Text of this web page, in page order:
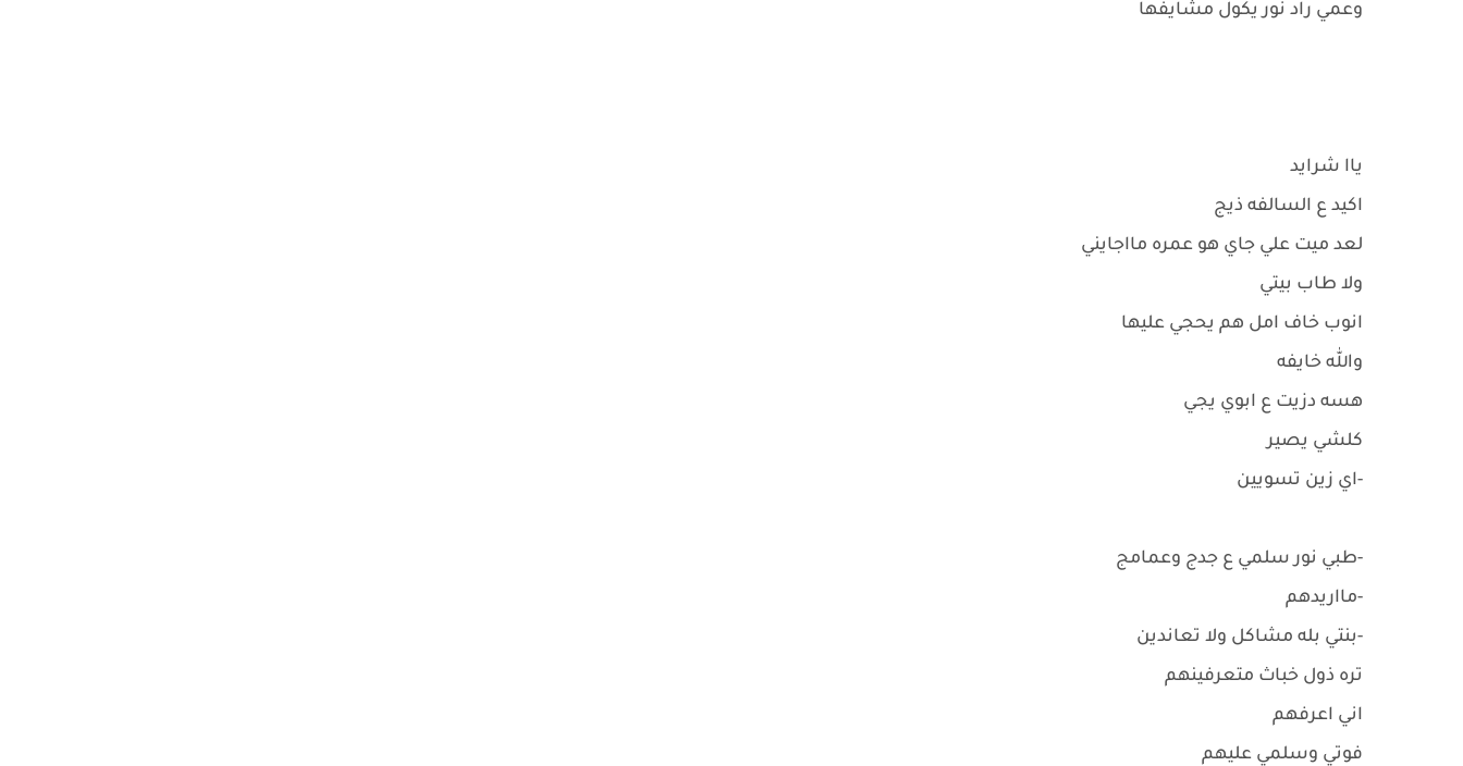
وعمي راد نور يكول مشايفها
ياا شرايد
اكيد ع السالفه ذيج
لعد ميت علي جاي هو عمره مااجايني
ولا طاب بيتي
انوب خاف امل هم يحجي عليها
والله خايفه
هسه دزيت ع ابوي يجي
كلشي يصير
-اي زين تسويين
-طبي نور سلمي ع جدج وعمامج
-مااريدهم
-بنتي بله مشاكل ولا تعاندين
تره ذول خباث متعرفينهم
اني اعرفهم
فوتي وسلمي عليهم